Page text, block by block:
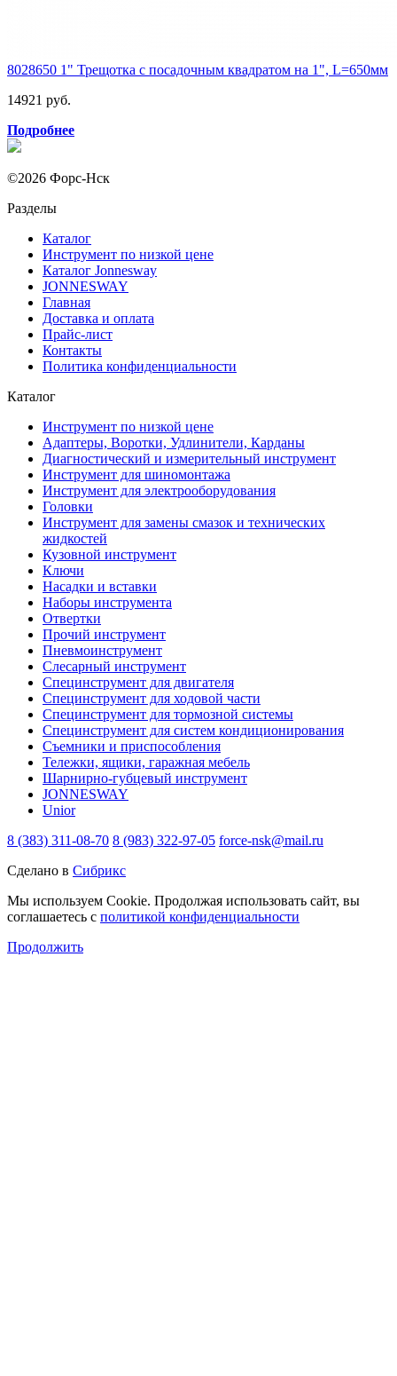
8028650 1" Трещотка с посадочным квадратом на 1", L=650мм
14921 руб.
Подробнее
©2026 Форс-Нск
Разделы
Каталог
Инструмент по низкой цене
Каталог Jonnesway
JONNESWAY
Главная
Доставка и оплата
Прайс-лист
Контакты
Политика конфиденциальности
Каталог
Инструмент по низкой цене
Адаптеры, Воротки, Удлинители, Карданы
Диагностический и измерительный инструмент
Инструмент для шиномонтажа
Инструмент для электрооборудования
Головки
Инструмент для замены смазок и технических
жидкостей
Кузовной инструмент
Ключи
Насадки и вставки
Наборы инструмента
Отвертки
Прочий инструмент
Пневмоинструмент
Слесарный инструмент
Специнструмент для двигателя
Специнструмент для ходовой части
Специнструмент для тормозной системы
Специнструмент для систем кондиционирования
Съемники и приспособления
Тележки, ящики, гаражная мебель
Шарнирно-губцевый инструмент
JONNESWAY
Unior
8 (383) 311-08-70 8 (983) 322-97-05 force-nsk@mail.ru
Сделано в Сибрикс
Мы используем Cookie. Продолжая использовать сайт, вы
соглашаетесь с политикой конфиденциальности
Продолжить